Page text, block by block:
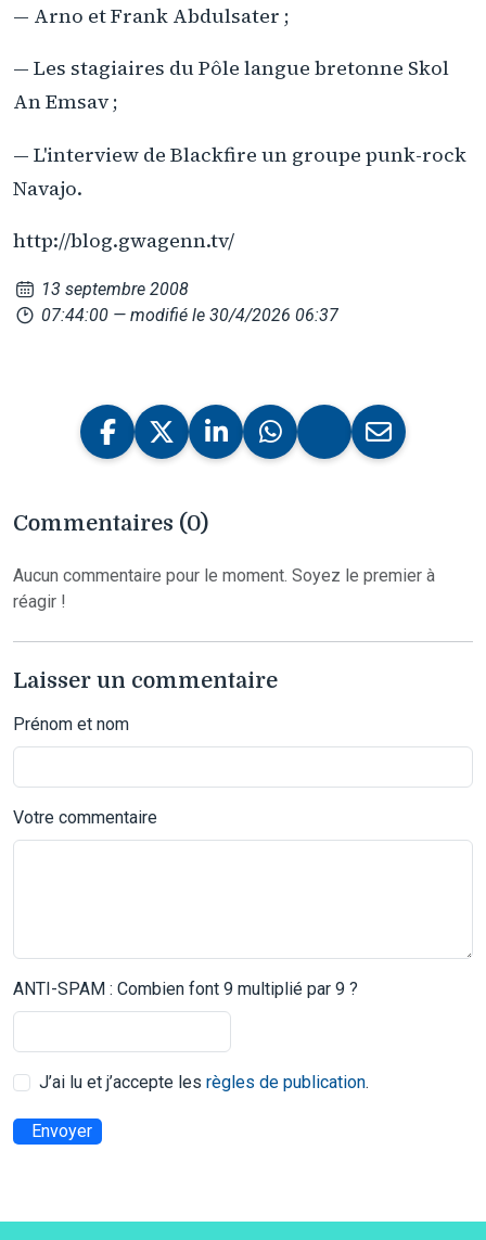
— Arno et Frank Abdulsater ;
— Les stagiaires du Pôle langue bretonne Skol
An Emsav ;
— L'interview de Blackfire un groupe punk-rock
Navajo.
http://blog.gwagenn.tv/
13 septembre 2008
07:44:00 — modifié le 30/4/2026 06:37
Commentaires (0)
Aucun commentaire pour le moment. Soyez le premier à
réagir !
Laisser un commentaire
Prénom et nom
Votre commentaire
ANTI-SPAM : Combien font 9 multiplié par 9 ?
J’ai lu et j’accepte les règles de publication.
Envoyer